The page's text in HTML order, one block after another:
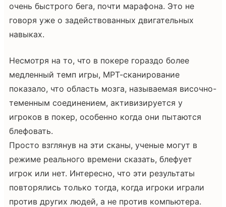
очень быстрого бега, почти марафона. Это не
говоря уже о задействованных двигательных
навыках.
Несмотря на то, что в покере гораздо более
медленный темп игры, МРТ-сканирование
показало, что область мозга, называемая височно-
теменным соединением, активизируется у
игроков в покер, особенно когда они пытаются
блефовать.
Просто взглянув на эти сканы, ученые могут в
режиме реального времени сказать, блефует
игрок или нет. Интересно, что эти результаты
повторялись только тогда, когда игроки играли
против других людей, а не против компьютера.